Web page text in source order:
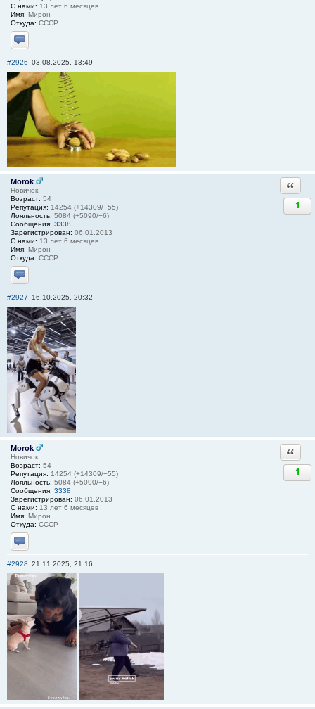
С нами: 13 лет 6 месяцев
Имя: Мирон
Откуда: СССР
Отправить личное сообщение
#2926 03.08.2025, 13:49
Morok
Новичок
Возраст: 54
Репутация: 14254 (+14309/−55)
Лояльность: 5084 (+5090/−6)
Сообщения: 3338
Зарегистрирован: 06.01.2013
С нами: 13 лет 6 месяцев
Имя: Мирон
Откуда: СССР
Отправить личное сообщение
1
#2927 16.10.2025, 20:32
Morok
Новичок
Возраст: 54
Репутация: 14254 (+14309/−55)
Лояльность: 5084 (+5090/−6)
Сообщения: 3338
Зарегистрирован: 06.01.2013
С нами: 13 лет 6 месяцев
Имя: Мирон
Откуда: СССР
Отправить личное сообщение
1
#2928 21.11.2025, 21:16